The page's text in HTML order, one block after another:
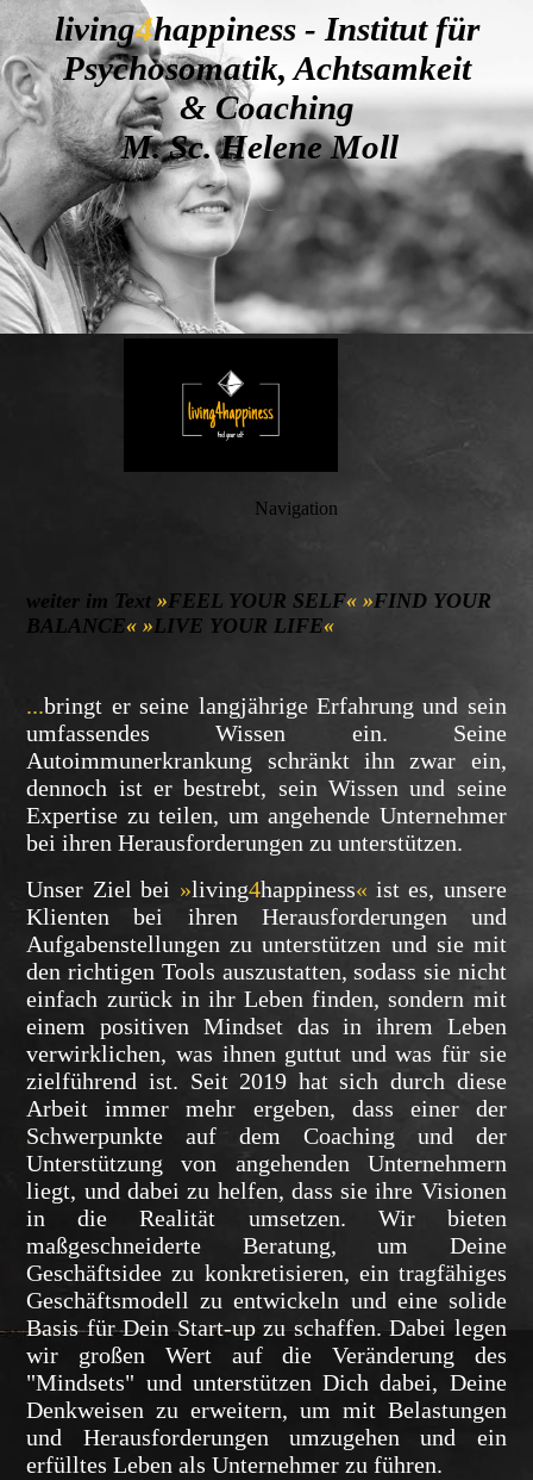
living4happiness - Institut für
Psychosomatik, Achtsamkeit
& Coaching
M. Sc. Helene Moll
Navigation
weiter im Text»FEEL YOUR SELF« »FIND YOUR
BALANCE« »LIVE YOUR LIFE«
...bringt er seine langjährige Erfahrung und sein
umfassendes Wissen ein. Seine
Autoimmunerkrankung schränkt ihn zwar ein,
dennoch ist er bestrebt, sein Wissen und seine
Expertise zu teilen, um angehende Unternehmer
bei ihren Herausforderungen zu unterstützen.
Unser Ziel bei »living4happiness« ist es, unsere
Klienten bei ihren Herausforderungen und
Aufgabenstellungen zu unterstützen und sie mit
den richtigen Tools auszustatten, sodass sie nicht
einfach zurück in ihr Leben finden, sondern mit
einem positiven Mindset das in ihrem Leben
verwirklichen, was ihnen guttut und was für sie
zielführend ist. Seit 2019 hat sich durch diese
Arbeit immer mehr ergeben, dass einer der
Schwerpunkte auf dem Coaching und der
Unterstützung von angehenden Unternehmern
liegt, und dabei zu helfen, dass sie ihre Visionen
in die Realität umsetzen. Wir bieten
maßgeschneiderte Beratung, um Deine
Geschäftsidee zu konkretisieren, ein tragfähiges
Geschäftsmodell zu entwickeln und eine solide
Basis für Dein Start-up zu schaffen. Dabei legen
wir großen Wert auf die Veränderung des
"Mindsets" und unterstützen Dich dabei, Deine
Denkweisen zu erweitern, um mit Belastungen
und Herausforderungen umzugehen und ein
erfülltes Leben als Unternehmer zu führen.